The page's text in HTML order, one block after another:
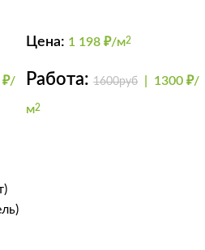
₽/
Цена: 1 198 ₽/м2
Работа: 1600руб 1300 ₽/
м2